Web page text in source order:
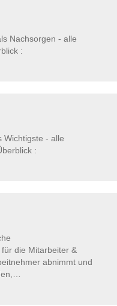
Nachsorgen - alle
:
Wichtigste - alle
:
die Mitarbeiter &
abnimmt und